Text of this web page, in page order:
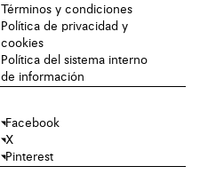
Términos y condiciones
Política de privacidad y
cookies
Política del sistema interno
de información
Facebook
X
Pinterest